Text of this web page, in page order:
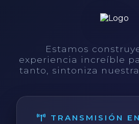
Estamos
experiencia increíble
tanto, sintoniza nuestra
TRANSMISIÓN